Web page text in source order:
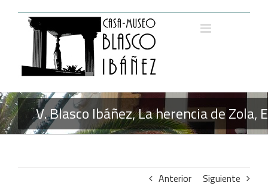
contenido
V. Blasco Ibáñez, La herencia de
Anterior Siguiente